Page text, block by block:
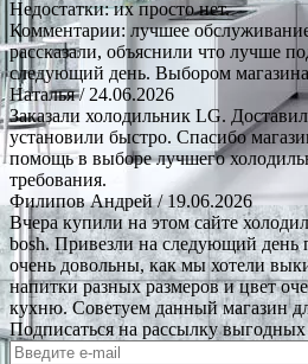
Недостатки: их просто нет.
Комментарии: лучшее
рассказали, объяснили что лучше
следующий день. Выбором
Наталья/ 24.06.2026
Заказали холодильник LG.
установили быстро. Спасибо
помощь в выборе лучшего
требования.
Филипов Андрей/ 19.06.2026
Вчера купили на этом сайте
bosh. Привезли на следующий день
очень довольны, как мы хотели
напитки разных размеров и цвет
кухню. Советуем данный магазин
Подписаться на рассылку